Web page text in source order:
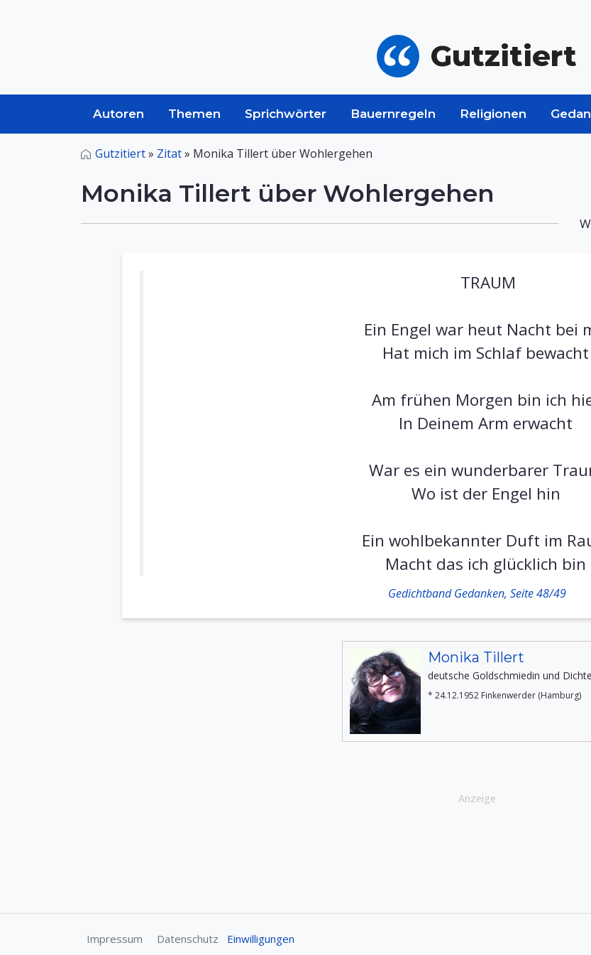
Gutzitiert
Autoren Themen Sprichwörter Bauernregeln Religionen
Gutzitiert» Zitat» Monika Tillert über Wohlergehen
Monika Tillert über Wohlergehen
TRAUM
Ein Engel war heut Nacht bei
Hat mich im Schlaf bewacht
Am frühen Morgen bin ich
In Deinem Arm erwacht
War es ein wunderbarer
Wo ist der Engel hin
Ein wohlbekannter Duft im
Macht das ich glücklich bin
Gedichtband Gedanken, Seite 48/49
Monika Tillert
deutsche Goldschmiedin und
* 24.12.1952 Finkenwerder (Hamburg)
Anzeige
Impressum Datenschutz Einwilligungen